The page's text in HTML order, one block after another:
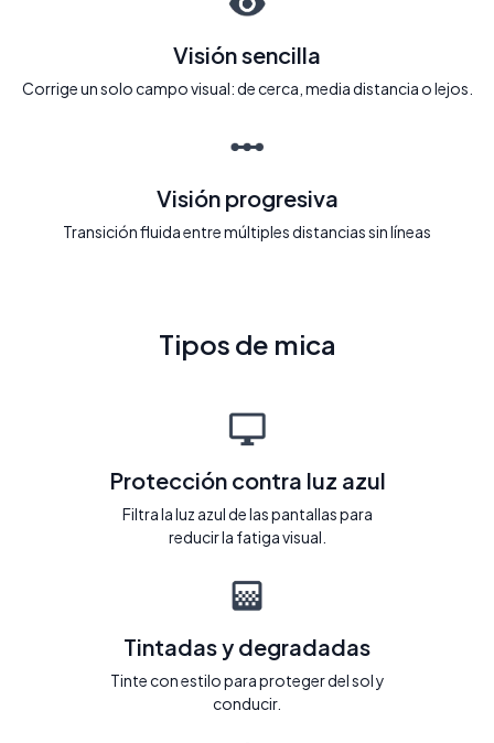
Visión sencilla
Corrige un solo campo visual: de cerca, media distancia o lejos.
Visión progresiva
Transición fluida entre múltiples distancias sin líneas
Tipos de mica
Protección contra luz azul
Filtra la luz azul de las pantallas para
reducir la fatiga visual.
Tintadas y degradadas
Tinte con estilo para proteger del sol y
conducir.